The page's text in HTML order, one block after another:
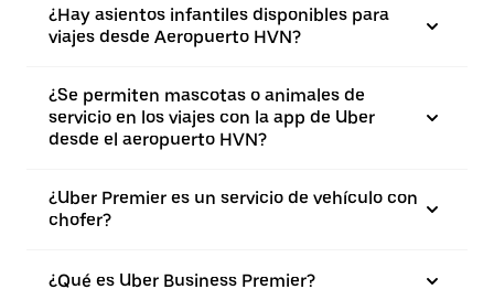
¿Hay asientos infantiles disponibles para
viajes desde Aeropuerto HVN?
¿Se permiten mascotas o animales de
servicio en los viajes con la app de Uber
desde el aeropuerto HVN?
¿Uber Premier es un servicio de vehículo con
chofer?
¿Qué es Uber Business Premier?